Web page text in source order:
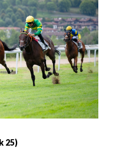
25)